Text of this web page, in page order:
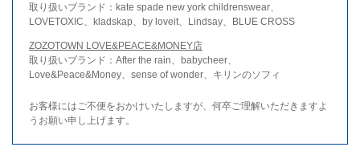
取り扱いブランド：kate spade new york childrenswear、
LOVETOXIC、kladskap、by loveit、Lindsay、BLUE CROSS
ZOZOTOWN LOVE&PEACE&MONEY店
取り扱いブランド：After the rain、babycheer、
Love&Peace&Money、sense of wonder、キリンのソフィ
お客様にはご不便をおかけいたしますが、何卒ご理解いただきますよ
うお願い申し上げます。